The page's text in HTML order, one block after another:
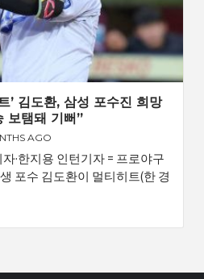
’ 김도환, 삼성 포수진 희망
보탬돼 기뻐”
AGO
·한지용 인턴기자 = 프로야구
포수 김도환이 멀티히트(한 경